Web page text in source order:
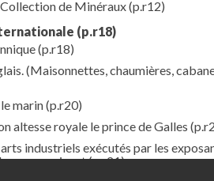
de Minéraux(p.r12)
(p.r18)
(p.r18)
(Maisonnettes, chaumières,
marin(p.r20)
altesse royale le prince de Galles
industriels exécutés par les
noms suivent(p.r21)